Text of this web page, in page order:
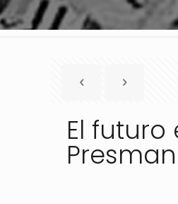
El
Presman